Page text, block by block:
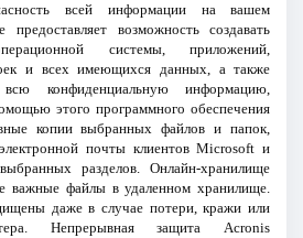
всей информации на вашем
возможность создавать
системы, приложений,
и всех имеющихся данных, а также
конфиденциальную информацию,
этого программного обеспечения
копии выбранных файлов и папок,
почты клиентов Microsoft и
разделов. Онлайн-хранилище
важные файлы в удаленном хранилище.
даже в случае потери, кражи или
Непрерывная защита Acronis